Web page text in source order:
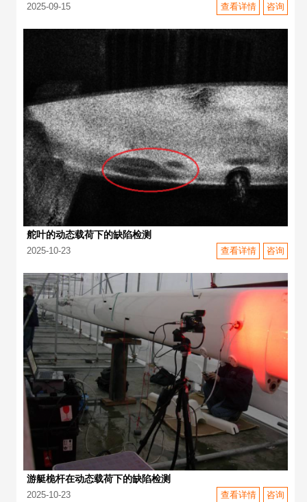
2025-09-15
查看详情 咨询
舵叶的动态载荷下的缺陷检测
2025-10-23 查看详情 咨询
游艇桅杆在动态载荷下的缺陷检测
2025-10-23 查看详情 咨询